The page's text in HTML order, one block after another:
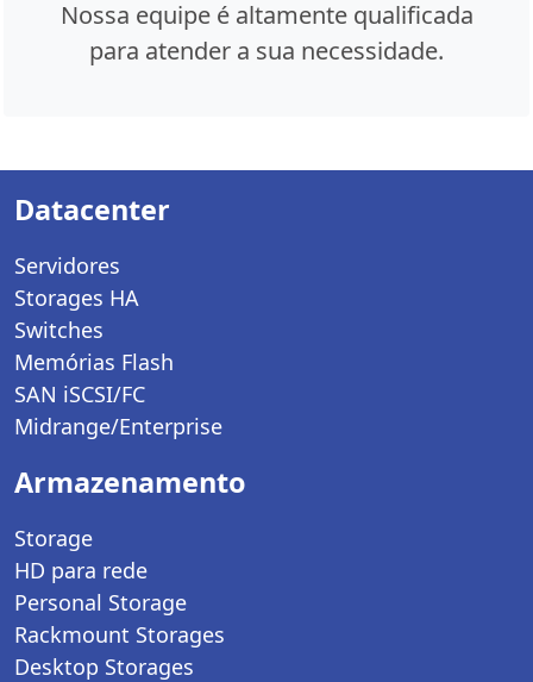
Nossa equipe é altamente qualificada
para atender a sua necessidade.
Datacenter
Servidores
Storages HA
Switches
Memórias Flash
SAN iSCSI/FC
Midrange/Enterprise
Armazenamento
Storage
HD para rede
Personal Storage
Rackmount Storages
Desktop Storages